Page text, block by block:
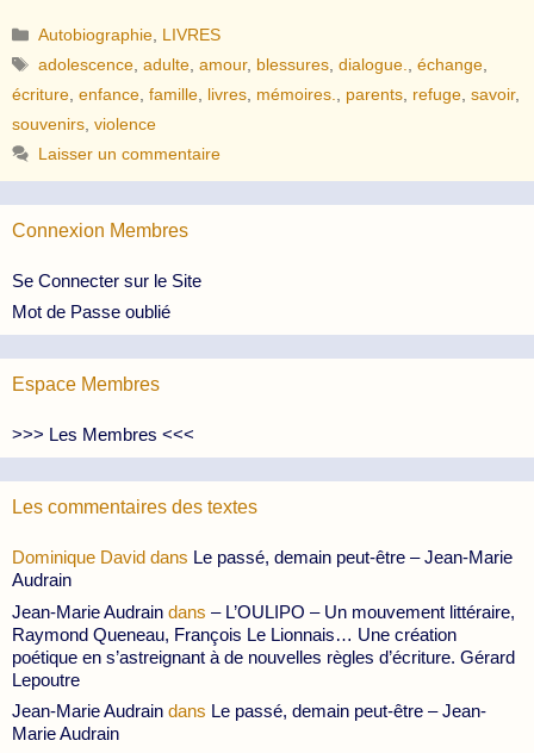
Catégories
Autobiographie LIVRES
Étiquettes
adolescence ,adulte ,amour, blessures ,dialogue. ,échange
écriture enfance famille livres mémoires. parents refuge savoir,
souvenirs violence
Laisser un commentaire
Connexion Membres
Se Connecter sur le Site
Mot de Passe oublié
Espace Membres
>>> Les Membres <<<
Les commentaires des textes
Dominique David dans Le passé, demain peut-être – Jean-Marie
Audrain
Jean-Marie Audrain dans – L’OULIPO – Un mouvement littéraire,
Raymond Queneau, François Le Lionnais… Une création
poétique en s’astreignant à de nouvelles règles d’écriture. Gérard
Lepoutre
Jean-Marie Audrain dans Le passé, demain peut-être – Jean-
Marie Audrain